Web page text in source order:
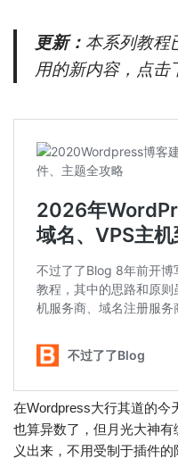
更新： 本系列教程
用的新内容，点击
在Wordpress大行其道的今
也算异数了，但月光大神
义出来，不用受制于插件